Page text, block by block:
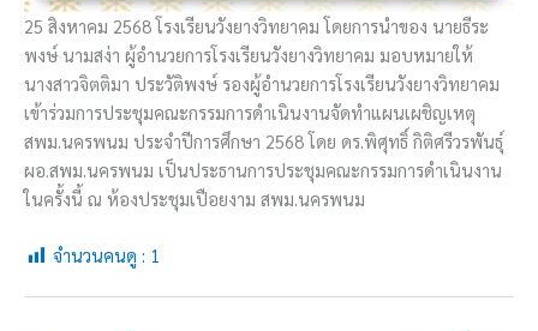
25 สิงหาคม 2568 โรงเรียนวังยางวิทยาคม โดยการนำของ นายธีระ
พงษ์ นามสง่า ผู้อำนวยการโรงเรียนวังยางวิทยาคม มอบหมายให้
นางสาวจิตติมา ประวัติพงษ์ รองผู้อำนวยการโรงเรียนวังยางวิทยาคม
เข้าร่วมการประชุมคณะกรรมการดำเนินงานจัดทำแผนเผชิญเหตุ
สพม.นครพนม ประจำปีการศึกษา 2568 โดย ดร.พิศุทธิ์ กิติศรีวรพันธ์ุ
ผอ.สพม.นครพนม เป็นประธานการประชุมคณะกรรมการดำเนินงาน
ในครั้งนี้ ณ ห้องประชุมเปือยงาม สพม.นครพนม
จำนวนคนดู : 1